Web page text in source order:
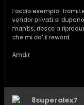
Faccio esempio:
vendor privati si
mantis, riesco a
che mi da' il reward
Amdir
8superalex7